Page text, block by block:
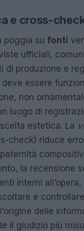
e cross-
poggia su fonti
ufficiali,
di produzione e
deve essere
non
luogo di
estetica. La
check) riduce
la recensione
interni all’opera,
e
delle
il giudizio più